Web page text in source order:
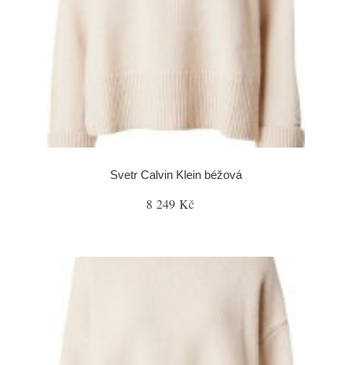
Svetr Calvin Klein béžová
8 249 Kč